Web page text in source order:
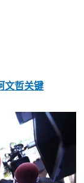
文哲关键